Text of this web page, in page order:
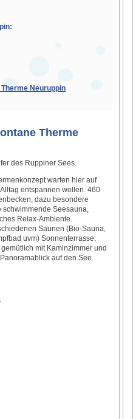
Neuruppin
Therme
des Ruppiner Sees.
warten hier auf
entspannen wollen. 460
dazu besondere
Seesauna,
Relax-Ambiente.
Saunen (Bio-Sauna,
uvm) Sonnenterrasse,
mit Kaminzimmer und
auf den See.